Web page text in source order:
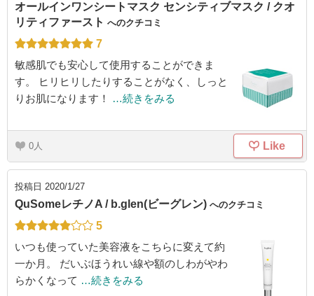
オールインワンシートマスク センシティブマスク / クオ
リティファースト へのクチコミ
7
敏感肌でも安心して使用することができま
す。 ヒリヒリしたりすることがなく、しっと
りお肌になります！
…続きをみる
0 Like
投稿日 2020/1/27
QuSomeレチノA / b.glen(ビーグレン) へのクチコミ
5
いつも使っていた美容液をこちらに変えて約
一か月。 だいぶほうれい線や額のしわがやわ
らかくなって …続きをみる